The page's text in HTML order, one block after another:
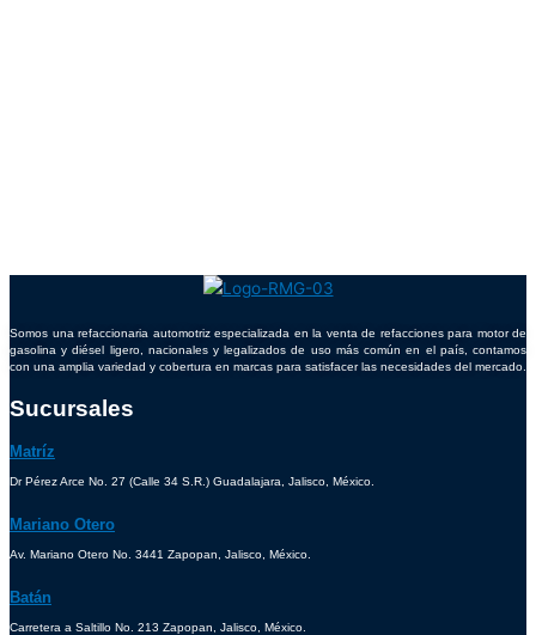
Somos una refaccionaria automotriz especializada en la venta de refacciones para motor de
gasolina y diésel ligero, nacionales y legalizados de uso más común en el país, contamos
con una amplia variedad y cobertura en marcas para satisfacer las necesidades del mercado.
Sucursales
Matríz
Dr Pérez Arce No. 27 (Calle 34 S.R.) Guadalajara, Jalisco, México.
Mariano Otero
Av. Mariano Otero No. 3441 Zapopan, Jalisco, México.
Batán
Carretera a Saltillo No. 213 Zapopan, Jalisco, México.